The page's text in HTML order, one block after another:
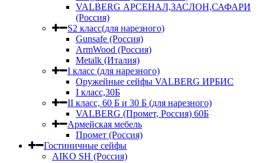
VALBERG АРСЕНАЛ,ЗАСЛОН,САФАРИ
(Россия)
S2 класс(для нарезного)
Gunsafe (Россия)
ArmWood (Россия)
Metalk (Италия)
I класс (для нарезного)
Оружейные сейфы VALBERG ИРБИС
I класс,30Б
II класс, 60 Б и 30 Б (для нарезного)
VALBERG (Промет, Россия) 60Б
Армейская мебель
Промет (Россия)
Гостиничные сейфы
AIKO SH (Россия)